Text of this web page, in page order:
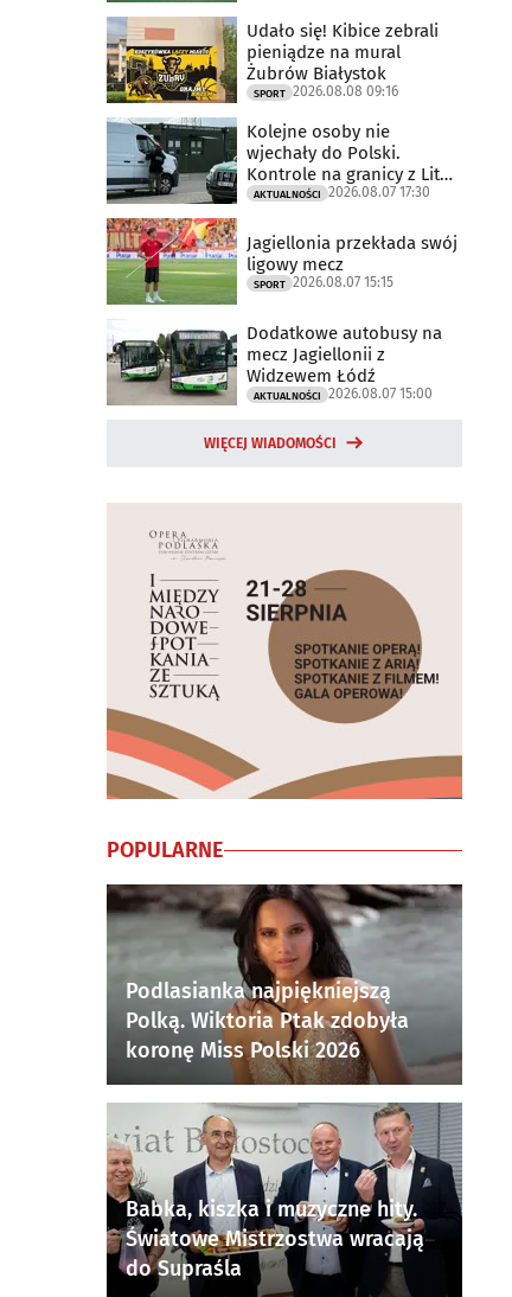
Udało się! Kibice zebrali
pieniądze na mural
Żubrów Białystok
SPORT 2026.08.08 09:16
Kolejne osoby nie
wjechały do Polski.
Kontrole na granicy z Litwą
trwają
AKTUALNOŚCI 2026.08.07 17:30
Jagiellonia przekłada swój
ligowy mecz
SPORT 2026.08.07 15:15
Dodatkowe autobusy na
mecz Jagiellonii z
Widzewem Łódź
AKTUALNOŚCI 2026.08.07 15:00
WIĘCEJ WIADOMOŚCI
POPULARNE
Podlasianka najpiękniejszą
Polką. Wiktoria Ptak zdobyła
koronę Miss Polski 2026
Babka, kiszka i muzyczne hity.
Światowe Mistrzostwa wracają
do Supraśla